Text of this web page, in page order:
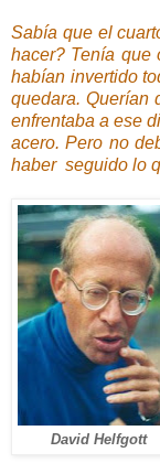
Sabía que el
hacer? Tenía que
habían invertido
quedara. Querían
enfrentaba a ese
acero. Pero no
haber seguido lo
David Helfgott